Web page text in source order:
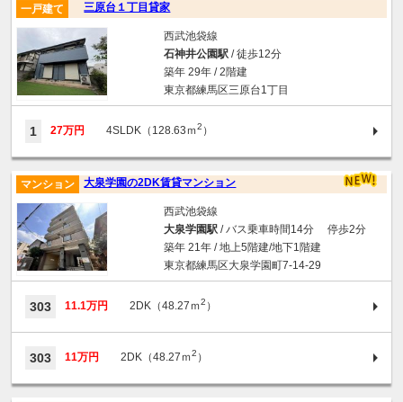
三原台１丁目貸家
一戸建て
西武池袋線
石神井公園駅/ 徒歩12分
築年 29年 / 2階建
東京都練馬区三原台1丁目
1 27万円 4SLDK（128.63ｍ2 ）
大泉学園の2DK賃貸マンション
マンション
西武池袋線
大泉学園駅/ バス乗車時間14分 停歩2分
築年 21年 / 地上5階建/地下1階建
東京都練馬区大泉学園町7-14-29
303 11.1万円 2DK（48.27ｍ2 ）
303 11万円 2DK（48.27ｍ2 ）